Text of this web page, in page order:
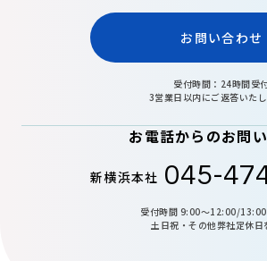
お問い合わせ
受付時間：24時間受
3営業日以内にご返答いたし
お電話からのお問
新横浜本社 045-
受付時間 9:00〜12:00/
土日祝・その他弊社定休日